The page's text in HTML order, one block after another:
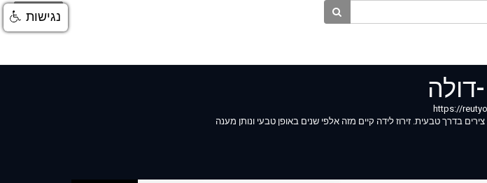
התחברות
דולה
את בוודאי מחפשת את הדרך להשראת צירים בדרך טבעית. זירוז לידה קיים מזה אלפי שנים באופן טבעי ונותן מענה
נגישות